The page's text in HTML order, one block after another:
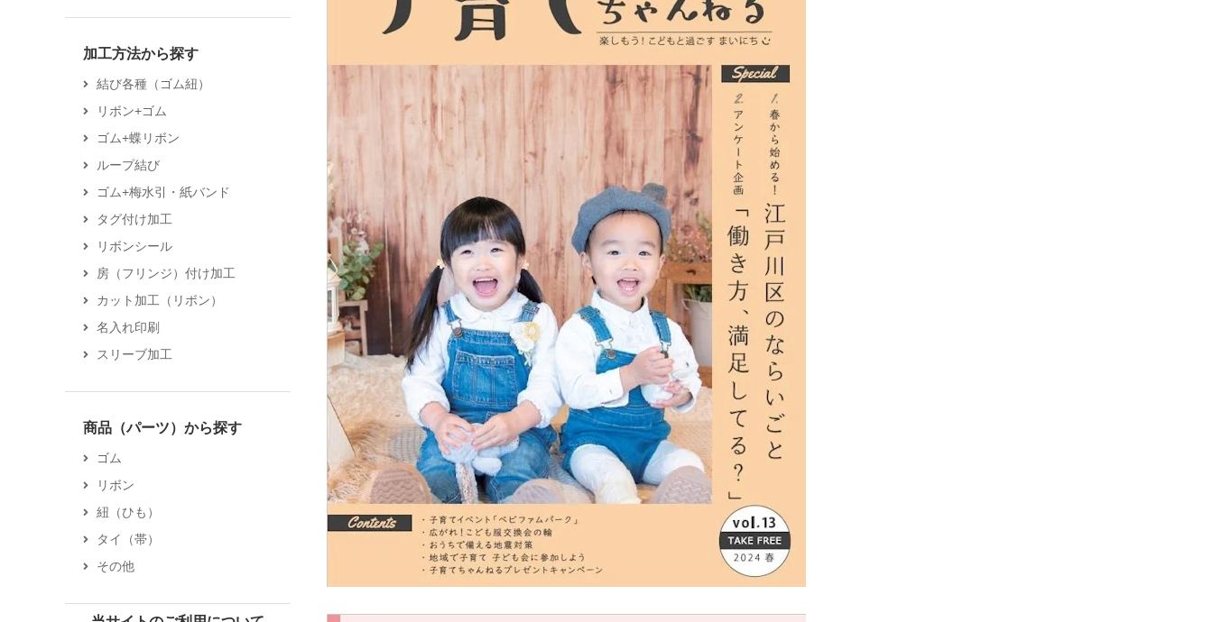
加工方法から探す
結び各種（ゴム紐）
リボン+ゴム
ゴム+蝶リボン
ループ結び
ゴム+梅水引・紙バンド
タグ付け加工
リボンシール
房（フリンジ）付け加工
カット加工（リボン）
名入れ印刷
スリーブ加工
商品（パーツ）から探す
ゴム
リボン
紐（ひも）
タイ（帯）
その他